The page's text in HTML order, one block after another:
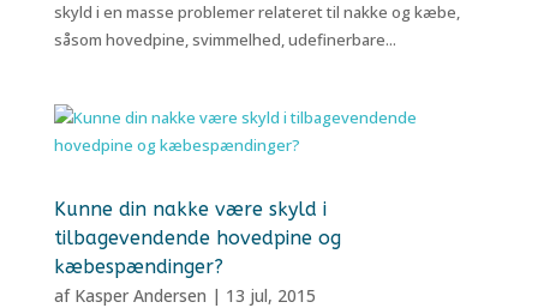
skyld i en masse problemer relateret til nakke og kæbe,
såsom hovedpine, svimmelhed, udefinerbare...
Kunne din nakke være skyld i
tilbagevendende hovedpine og
kæbespændinger?
af Kasper Andersen | 13 jul, 2015